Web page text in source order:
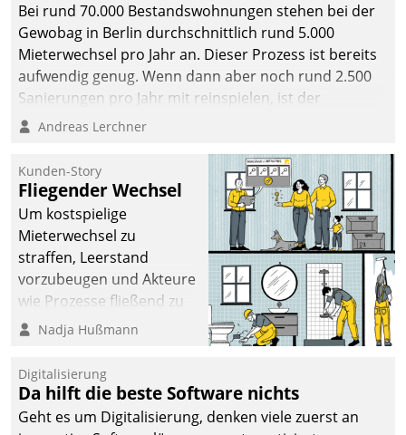
Bei rund 70.000 Bestandswohnungen stehen bei der
Gewobag in Berlin durchschnittlich rund 5.000
Mieterwechsel pro Jahr an. Dieser Prozess ist bereits
aufwendig genug. Wenn dann aber noch rund 2.500
Sanierungen pro Jahr mit reinspielen, ist der
Betreuungs- und Organisationsaufwand immens. Im
kommunale Wohnungsbauunternehmen daher
gemeinsam mit der Berliner Datatrain GmbH den
Teilprozess der Objektsanierung digitalisiert.
Andreas Lerchner
Kunden-Story
Fliegender Wechsel
Um kostspielige
Mieterwechsel zu
straffen, Leerstand
vorzubeugen und Akteure
wie Prozesse fließend zu
vernetzen, nutzt die
Jahresbeginn eine
Überblick, Einsicht und
Eingriff bietende Lösung.
Nadja Hußmann
Digitalisierung
Da hilft die beste Software nichts
Geht es um Digitalisierung, denken viele zuerst an